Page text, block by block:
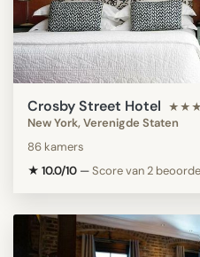
Crosby Street Hotel
New York, Verenigde Staten
86 kamers
★ 10.0/10 —Score van 2